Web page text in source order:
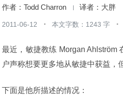
Todd Charron 大胖
2011-06-12 本文字数：1243 字
最近，敏捷教练 Morgan Ahlström
户声称想要更多地从敏捷中获益，
下面是他所描述的情况：